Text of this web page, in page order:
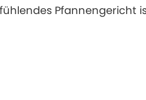
Pfannengericht